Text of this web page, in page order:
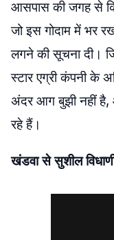
आसपास की जगह से
जो इस गोदाम में भर
लगने की सूचना दी।
स्टार एग्री कंपनी के
अंदर आग बुझी नहीं है,
रहे हैं।
खंडवा से सुशील विधाणी